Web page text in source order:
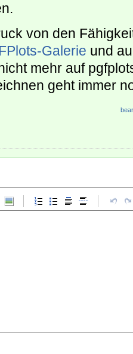
von den
Galerie und
mehr auf
geht immer